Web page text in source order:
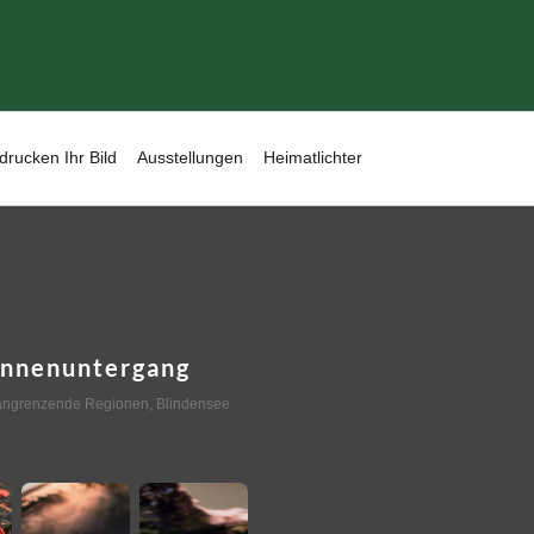
Ihr Bild Ausstellungen Heimatlichter
Regionen, Blindensee